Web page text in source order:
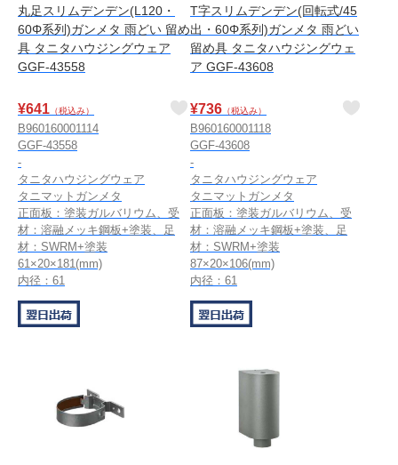
丸足スリムデンデン(L120・
60Φ系列)ガンメタ 雨どい 留め
具 タニタハウジングウェア
GGF-43558
¥641 （税込み）
B960160001114
GGF-43558
-
タニタハウジングウェア
タニマットガンメタ
正面板：塗装ガルバリウム、受
材：溶融メッキ鋼板+塗装、足
材：SWRM+塗装
61×20×181(mm)
内径：61
T字スリムデンデン(回転式/45
出・60Φ系列)ガンメタ 雨どい
留め具 タニタハウジングウェ
ア GGF-43608
¥736 （税込み）
B960160001118
GGF-43608
-
タニタハウジングウェア
タニマットガンメタ
正面板：塗装ガルバリウム、受
材：溶融メッキ鋼板+塗装、足
材：SWRM+塗装
87×20×106(mm)
内径：61